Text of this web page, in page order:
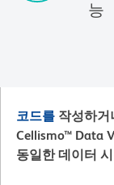
능
코드를 작성하거
Cellismo™ Data
동일한 데이터